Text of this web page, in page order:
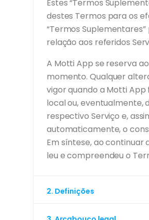
Estes “Termos
destes Termos para os
“Termos
relação aos referidos
A Motti App se reserva
momento. Qualquer
vigor quando a Motti
local ou, eventualmente,
respectivo Serviço e,
automaticamente, o
Em síntese, ao continuar
leu e compreendeu o
2. Definições